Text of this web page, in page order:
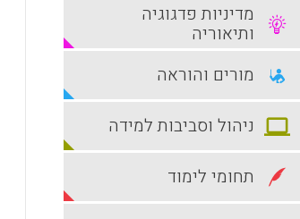
מדיניות פדגוגיה
ותיאוריה
מורים והוראה
ניהול וסביבות למידה
תחומי לימוד